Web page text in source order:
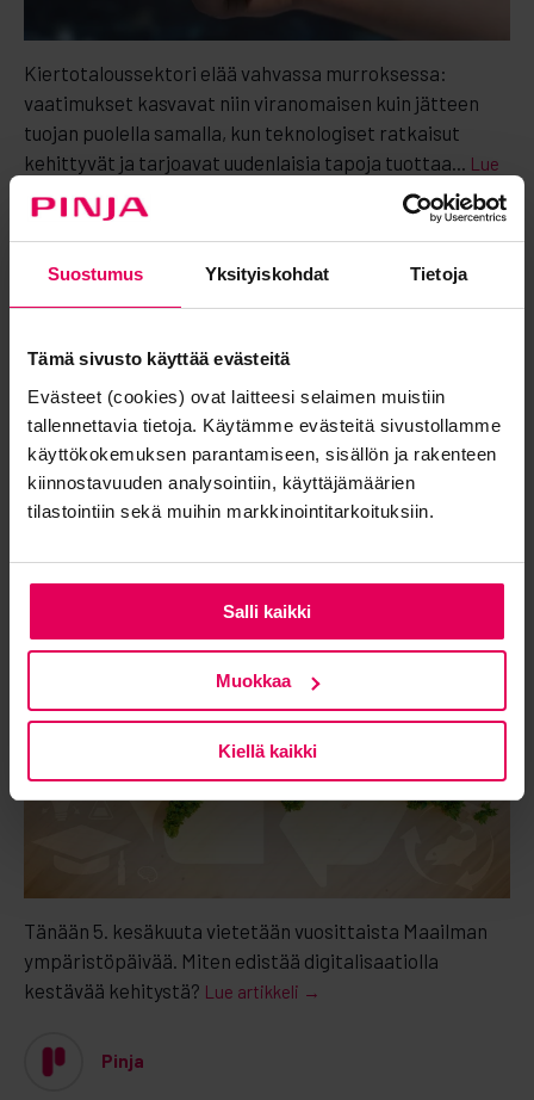
Suostumus Yksityiskohdat Tietoja
Tämä sivusto käyttää evästeitä
Evästeet (cookies) ovat laitteesi selaimen muistiin
tallennettavia tietoja. Käytämme evästeitä sivustollamme
käyttökokemuksen parantamiseen, sisällön ja rakenteen
kiinnostavuuden analysointiin, käyttäjämäärien
tilastointiin sekä muihin markkinointitarkoituksiin.
Salli kaikki
Muokkaa
Kiellä kaikki
Kiertotaloussektori elää vahvassa murroksessa:
vaatimukset kasvavat niin viranomaisen kuin jätteen
tuojan puolella samalla, kun teknologiset ratkaisut
kehittyvät ja tarjoavat uudenlaisia tapoja tuottaa... Lue
Mikä rooli digitalisaatiolla on kestävässä
kehityksessä?
05.06.2022| Pinja Blogi |Vastuullisuus,Valmistava Teollisuus
Tänään 5. kesäkuuta vietetään vuosittaista Maailman
ympäristöpäivää. Miten edistää digitalisaatiolla
kestävää kehitystä? Lue artikkeli →
Pinja